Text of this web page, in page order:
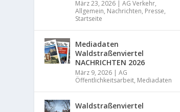
März 23, 2026 |AG Verkehr,
Allgemein, Nachrichten, Presse,
Startseite
Mediadaten
Waldstraßenviertel
NACHRICHTEN 2026
März 9, 2026 |AG
Öffentlichkeitsarbeit, Mediadaten
Waldstraßenviertel